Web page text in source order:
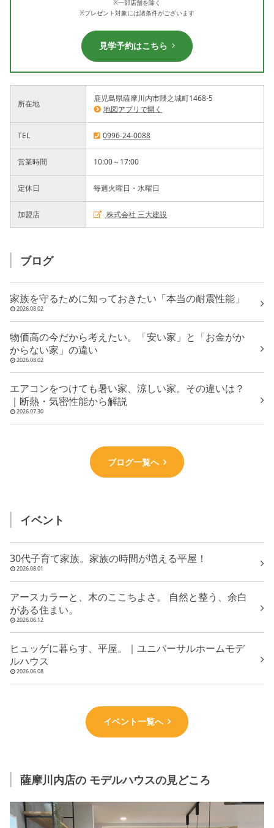
※一部店舗を除く
※プレゼント対象には諸条件がございます
見学予約はこちら
所在地
鹿児島県薩摩川内市隈之城町1468-5
地図アプリで開く
TEL 0996-24-0088
営業時間 10:00～17:00
定休日 毎週火曜日・水曜日
加盟店 株式会社 三大建設
ブログ
家族を守るために知っておきたい「本当の耐震性能」
2026.08.02
物価高の今だから考えたい。「安い家」と「お金がか
からない家」の違い
2026.08.02
エアコンをつけても暑い家、涼しい家。その違いは？
｜断熱・気密性能から解説
2026.07.30
ブログ一覧へ
イベント
30代子育て家族。家族の時間が増える平屋！
2026.08.01
アースカラーと、木のここちよさ。 自然と整う、余白
がある住まい。
2026.06.12
ヒュッゲに暮らす、平屋。｜ユニバーサルホームモデ
ルハウス
2026.06.08
イベント一覧へ
薩摩川内店の モデルハウスの見どころ